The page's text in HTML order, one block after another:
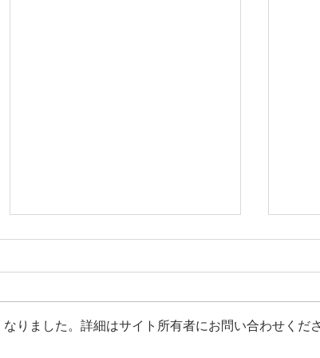
りました。詳細はサイト所有者にお問い合わせくだ